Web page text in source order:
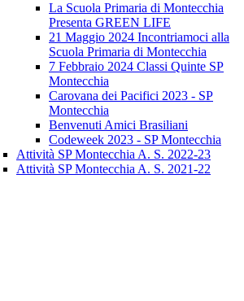
La Scuola Primaria di Montecchia
Presenta GREEN LIFE
21 Maggio 2024 Incontriamoci alla
Scuola Primaria di Montecchia
7 Febbraio 2024 Classi Quinte SP
Montecchia
Carovana dei Pacifici 2023 - SP
Montecchia
Benvenuti Amici Brasiliani
Codeweek 2023 - SP Montecchia
Attività SP Montecchia A. S. 2022-23
Attività SP Montecchia A. S. 2021-22